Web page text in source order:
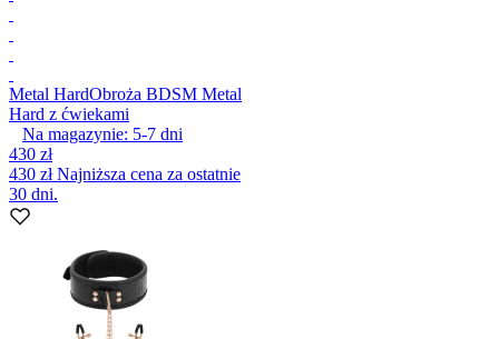
Metal HardObroża BDSM Metal
Hard z ćwiekami
Na magazynie: 5-7 dni
430 zł
430 złNajniższa cena za ostatnie
30 dni.